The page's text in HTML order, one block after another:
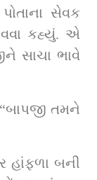
સેવક
કહ્યું. એ
સાચા ભાવે
તમને
હાંફળા બની